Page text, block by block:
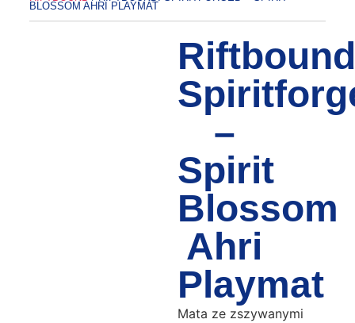
BLOSSOM AHRI PLAYMAT
–
Spirit
Blossom
Ahri
Playmat
Mata ze zszywanymi